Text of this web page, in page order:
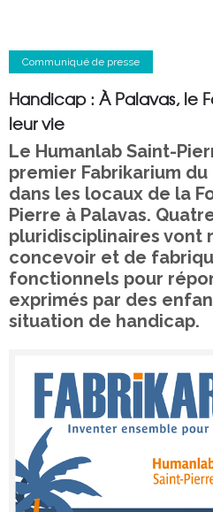
Communiqué de presse
Handicap : À Palavas, le
leur vie
Le Humanlab Saint-
premier Fabrikarium du
dans les locaux de la
Pierre à Palavas.
pluridisciplinaires vont
concevoir et de
fonctionnels pour
exprimés par des
situation de handicap.